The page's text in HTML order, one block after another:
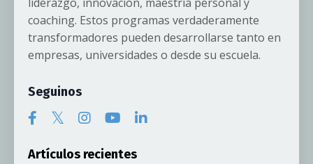
coaching. Estos programas verdaderamente
transformadores pueden desarrollarse tanto en
empresas, universidades o desde su escuela.
Seguinos
Artículos recientes